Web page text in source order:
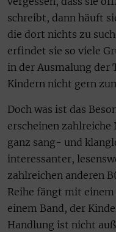
schreibt, dann häuft
die dort nichts zu
erfindet sie so viele
in der Ausmalung der
Kindern nicht gern
Doch was ist das
erscheinen zahlreiche
ganz sang- und
interessanter,
zahlreichen anderen
Reihe fängt mit
einem Band, der
Handlung ist nicht